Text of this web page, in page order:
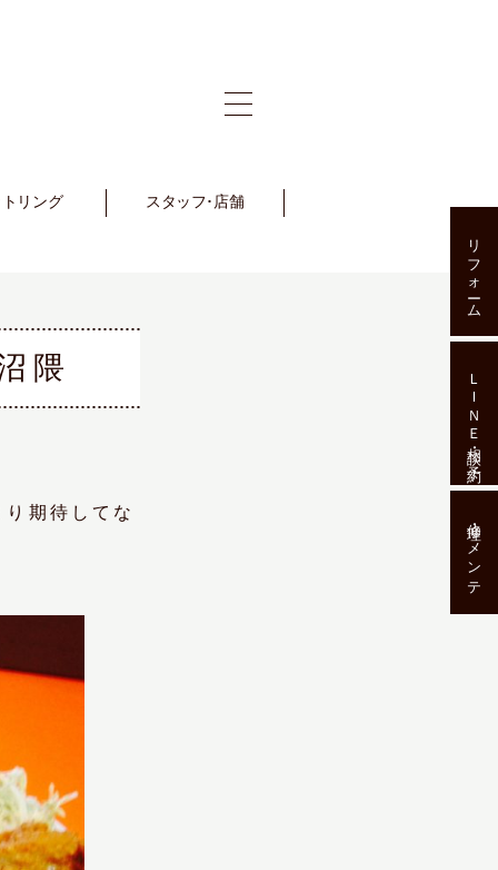
リング
Ring スタッフ･店舗
Staff･Shop
隈
期待してな
リフォーム
ＬＩＮＥ相談･予約
修理･メンテ